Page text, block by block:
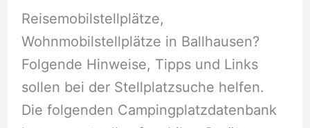
Reisemobilstellplätze,
Wohnmobilstellplätze in Ballhausen?
Folgende Hinweise, Tipps und Links
sollen bei der Stellplatzsuche helfen.
Die folgenden Campingplatzdatenbank